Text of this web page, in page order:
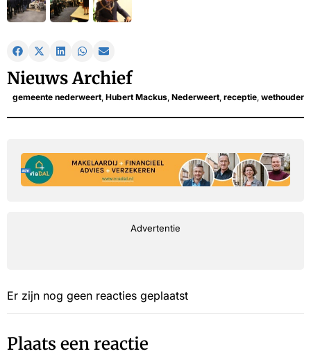
Nieuws Archief
gemeente nederweert, Hubert Mackus, Nederweert, receptie, wethouder
Advertentie
Er zijn nog geen reacties geplaatst
Plaats een reactie